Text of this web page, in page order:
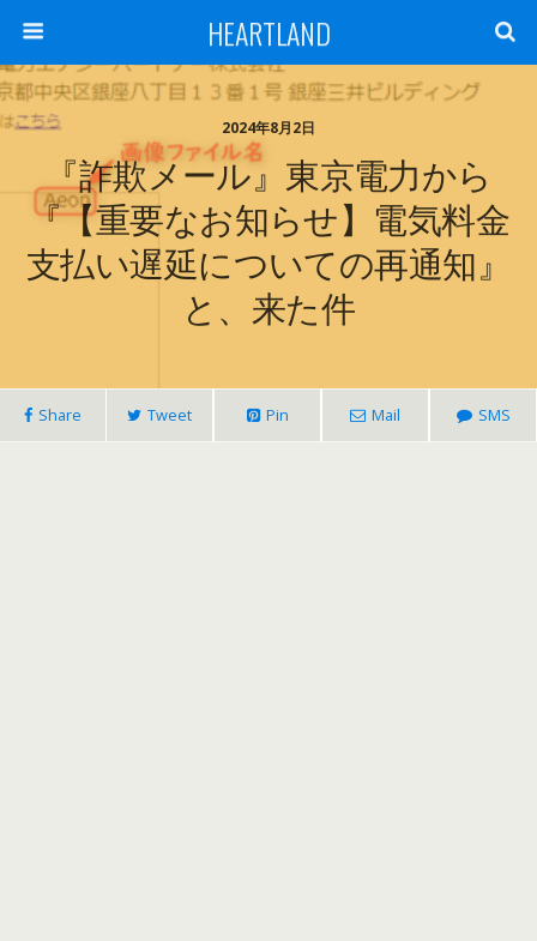
HEARTLAND
2024年8月2日
『詐欺メール』東京電力から
『【重要なお知らせ】電気料金
支払い遅延についての再通知』
と、来た件
Share Tweet Pin Mail SMS